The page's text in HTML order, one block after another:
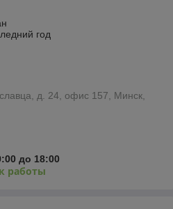
год
д. 24, офис 157, Минск,
до 18:00
работы